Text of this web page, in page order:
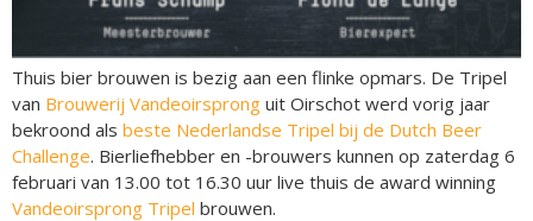
Thuis bier brouwen is bezig aan een flinke opmars. De Tripel
van Brouwerij Vandeoirsprong uit Oirschot werd vorig jaar
bekroond als beste Nederlandse Tripel bij de Dutch Beer
Challenge. Bierliefhebber en -brouwers kunnen op zaterdag 6
februari van 13.00 tot 16.30 uur live thuis de award winning
Vandeoirsprong Tripel brouwen.